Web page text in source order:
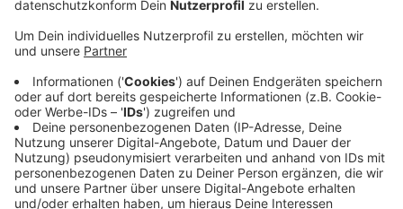
Anzeige
Geschenk der Volksbank Bocholt
Anzeige
Es handelt sich um ein Metallfahrrad auf einer
Holzbank. Wie die Stadtverwaltung mitteilt, haben die